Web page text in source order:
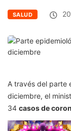
SALUD
A través del parte
diciembre, el
34 casos de